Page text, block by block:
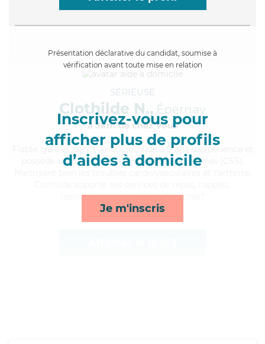
Présentation déclarative du candidat, soumise à
vérification avant toute mise en relation
Inscrivez-vous pour
afficher plus de profils
d’aides à domicile
Je m'inscris
SÉRIEUSE
Clothilde N., Épernay
à 5km de chez Vous
, gaie et ponctuelle, Clothilde a 9 ans d'expérience et
possède un BEP Carrières Sanitaires et Sociales (CSS).
lessive/repassage et lever/coucher*